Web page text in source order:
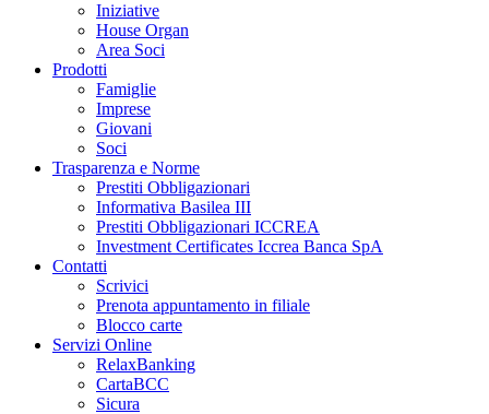
Iniziative
House Organ
Area Soci
Prodotti
Famiglie
Imprese
Giovani
Soci
Trasparenza e Norme
Prestiti Obbligazionari
Informativa Basilea III
Prestiti Obbligazionari ICCREA
Investment Certificates Iccrea Banca SpA
Contatti
Scrivici
Prenota appuntamento in filiale
Blocco carte
Servizi Online
RelaxBanking
CartaBCC
Sicura